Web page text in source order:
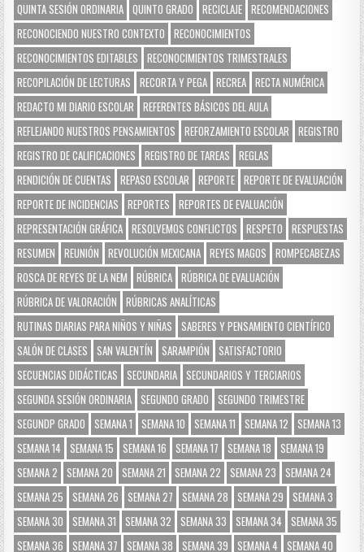
QUINTA SESIÓN ORDINARIA QUINTO GRADO RECICLAJE RECOMENDACIONES
RECONOCIENDO NUESTRO CONTEXTO
RECONOCIMIENTOS
RECONOCIMIENTOS EDITABLES
RECONOCIMIENTOS TRIMESTRALES
RECOPILACIÓN DE LECTURAS
RECORTA Y PEGA RECREA RECTA NUMÉRICA
REDACTO MI DIARIO ESCOLAR
REFERENTES BÁSICOS DEL AULA
REFLEJANDO NUESTROS PENSAMIENTOS
REFORZAMIENTO ESCOLAR
REGISTRO
REGISTRO DE CALIFICACIONES
REGISTRO DE TAREAS
REGLAS
RENDICIÓN DE CUENTAS
REPASO ESCOLAR REPORTE REPORTE DE EVALUACIÓN
REPORTE DE INCIDENCIAS
REPORTES
REPORTES DE EVALUACIÓN
REPRESENTACIÓN GRÁFICA RESOLVEMOS CONFLICTOS RESPETO
RESPUESTAS
RESUMEN
REUNIÓN REVOLUCIÓN MEXICANA REYES MAGOS
ROMPECABEZAS
ROSCA DE REYES DE LA NEM
RÚBRICA RÚBRICA DE EVALUACIÓN
RÚBRICA DE VALORACIÓN
RÚBRICAS ANALÍTICAS
RUTINAS DIARIAS PARA NIÑOS Y NIÑAS
SABERES Y PENSAMIENTO CIENTÍFICO
SALÓN DE CLASES
SAN VALENTÍN SARAMPIÓN
SATISFACTORIO
SECUENCIAS DIDÁCTICAS
SECUNDARIA SECUNDARIOS Y TERCIARIOS
SEGUNDA SESIÓN ORDINARIA SEGUNDO GRADO
SEGUNDO TRIMESTRE
SEGUNDP GRADO
SEMANA 1 SEMANA 10 SEMANA 11 SEMANA 12
SEMANA 13
SEMANA 14
SEMANA 15 SEMANA 16 SEMANA 17 SEMANA 18
SEMANA 19
SEMANA 2
SEMANA 20 SEMANA 21 SEMANA 22 SEMANA 23
SEMANA 24
SEMANA 25
SEMANA 26 SEMANA 27 SEMANA 28 SEMANA 29
SEMANA 3
SEMANA 30
SEMANA 31 SEMANA 32 SEMANA 33 SEMANA 34
SEMANA 35
SEMANA 36
SEMANA 37 SEMANA 38 SEMANA 39 SEMANA 4
SEMANA 40